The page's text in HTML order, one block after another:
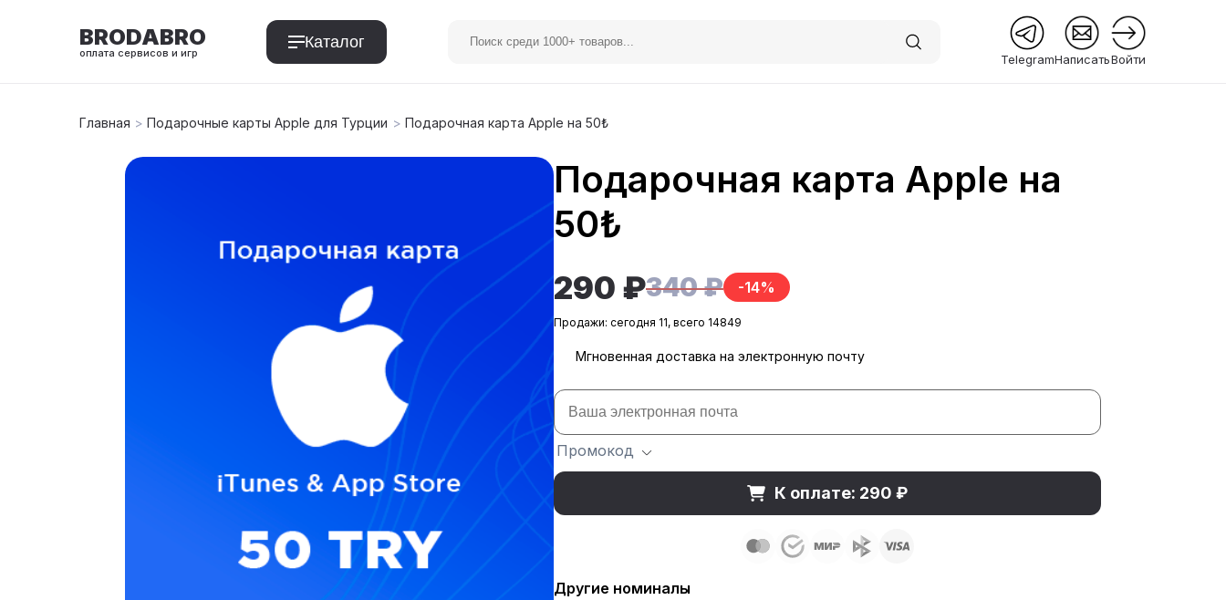
BRODABRO
оплата сервисов и игр
Каталог
TelegramНаписатьВойти
Главная > Подарочные карты Apple для Турции > Подарочная карта Apple на 50₺
Подарочная карта Apple на
50₺
290 ₽340 ₽ -14%
Продажи: сегодня 11, всего 14849
Мгновенная доставка на электронную почту
Промокод
К оплате: 290 ₽
Другие номиналы